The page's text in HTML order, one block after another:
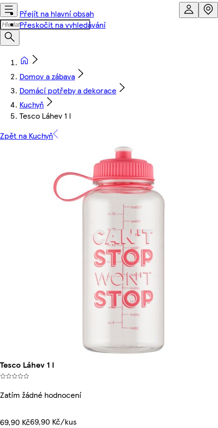
Přejít na hlavní obsah
Přeskočit na vyhledávání
Domov a zábava
Domácí potřeby a dekorace
Kuchyň
Tesco Láhev 1 l
Zpět na Kuchyň
Tesco Láhev 1 l
Zatím žádné hodnocení
69,90 Kč69,90 Kč/kus